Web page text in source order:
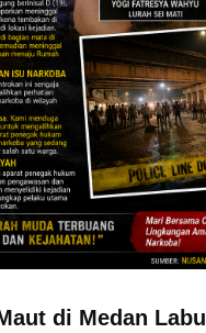
di Medan